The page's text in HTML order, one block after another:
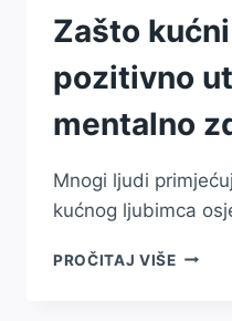
Zašto
pozitivno
mentalno
Mnogi ljudi
kućnog ljubimca
PROČITAJ VIŠE ZAŠTO